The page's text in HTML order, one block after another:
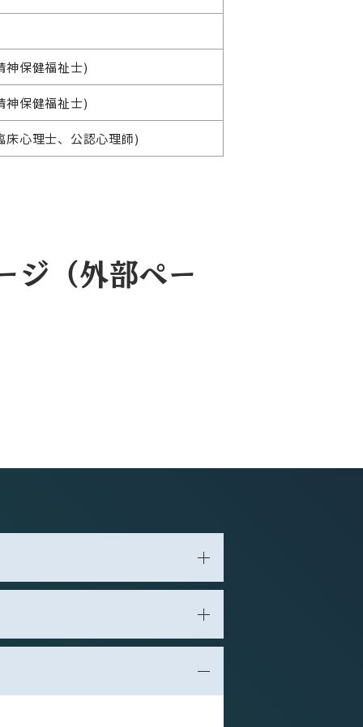
神保健福祉士)
神保健福祉士)
床心理士、公認心理師)
ジ（外部ペー